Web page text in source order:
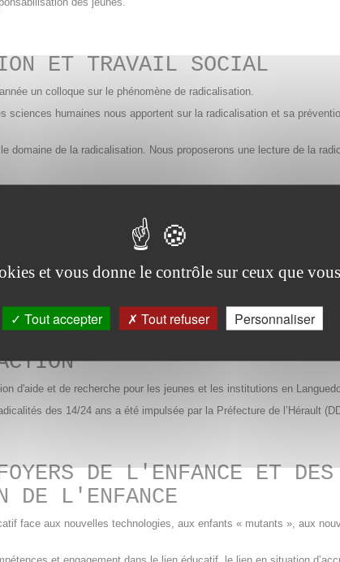
ET TRAVAIL SOCIAL
un colloque sur le phénomène de radicalisation.
sciences humaines nous apportent sur la radicalisation et sa
domaine de la radicalisation. Nous proposerons une lecture de la
DESISTANCES VUES D’ICI,
des processus de radicalisation vous propose un jour et demi
JEUNES DANS
d'aide et de recherche pour les jeunes et les institutions en
des 14/24 ans a été impulsée par la Préfecture de l’Hérault
DE L'ENFANCE ET DES
DE L'ENFANCE
face aux nouvelles technologies, aux enfants « mutants », aux
et vous donne le contrôle sur ceux que
Tout accepter Tout refuser Personnaliser